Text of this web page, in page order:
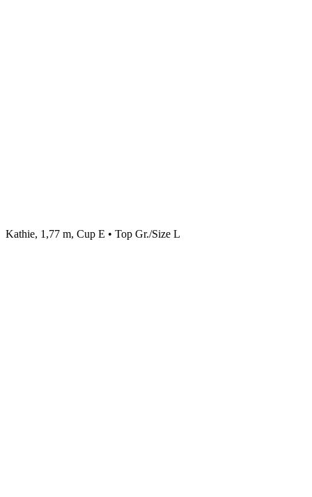
Kathie, 1,77 m, Cup E • Top Gr./Size L